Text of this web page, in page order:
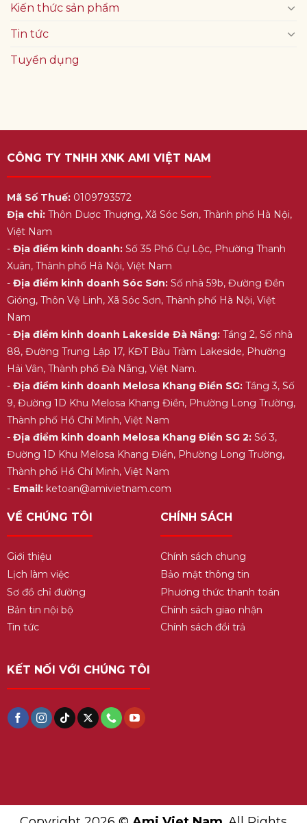
Kiến thức sản phẩm
Tin tức
Tuyển dụng
CÔNG TY TNHH XNK AMI VIỆT NAM
Mã Số Thuế:0109793572
Địa chỉ:Thôn Dược Thượng, Xã Sóc Sơn, Thành phố Hà Nội,
Việt Nam
- Địa điểm kinh doanh:Số 35 Phố Cự Lộc, Phường Thanh
Xuân, Thành phố Hà Nội, Việt Nam
- Địa điểm kinh doanh Sóc Sơn:Số nhà 59b, Đường Đền
Gióng, Thôn Vệ Linh, Xã Sóc Sơn, Thành phố Hà Nội, Việt
Nam
- Địa điểm kinh doanh Lakeside Đà Nẵng:Tầng 2, Số nhà
88, Đường Trung Lập 17, KĐT Bàu Tràm Lakeside, Phường
Hải Vân, Thành phố Đà Nẵng, Việt Nam.
- Địa điểm kinh doanh Melosa Khang Điền SG:Tầng 3, Số
9, Đường 1D Khu Melosa Khang Điền, Phường Long Trường,
Thành phố Hồ Chí Minh, Việt Nam
- Địa điểm kinh doanh Melosa Khang Điền SG 2:Số 3,
Đường 1D Khu Melosa Khang Điền, Phường Long Trường,
Thành phố Hồ Chí Minh, Việt Nam
- Email:ketoan@amivietnam.com
VỀ CHÚNG TÔI
Giới thiệu
Lịch làm việc
Sơ đồ chỉ đường
Bản tin nội bộ
Tin tức
CHÍNH SÁCH
Chính sách chung
Bảo mật thông tin
Phương thức thanh toán
Chính sách giao nhận
Chính sách đổi trả
KẾT NỐI VỚI CHÚNG TÔI